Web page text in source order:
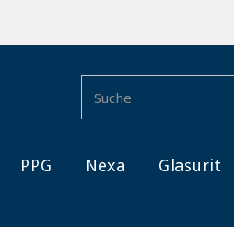
PPG Nexa Glasurit